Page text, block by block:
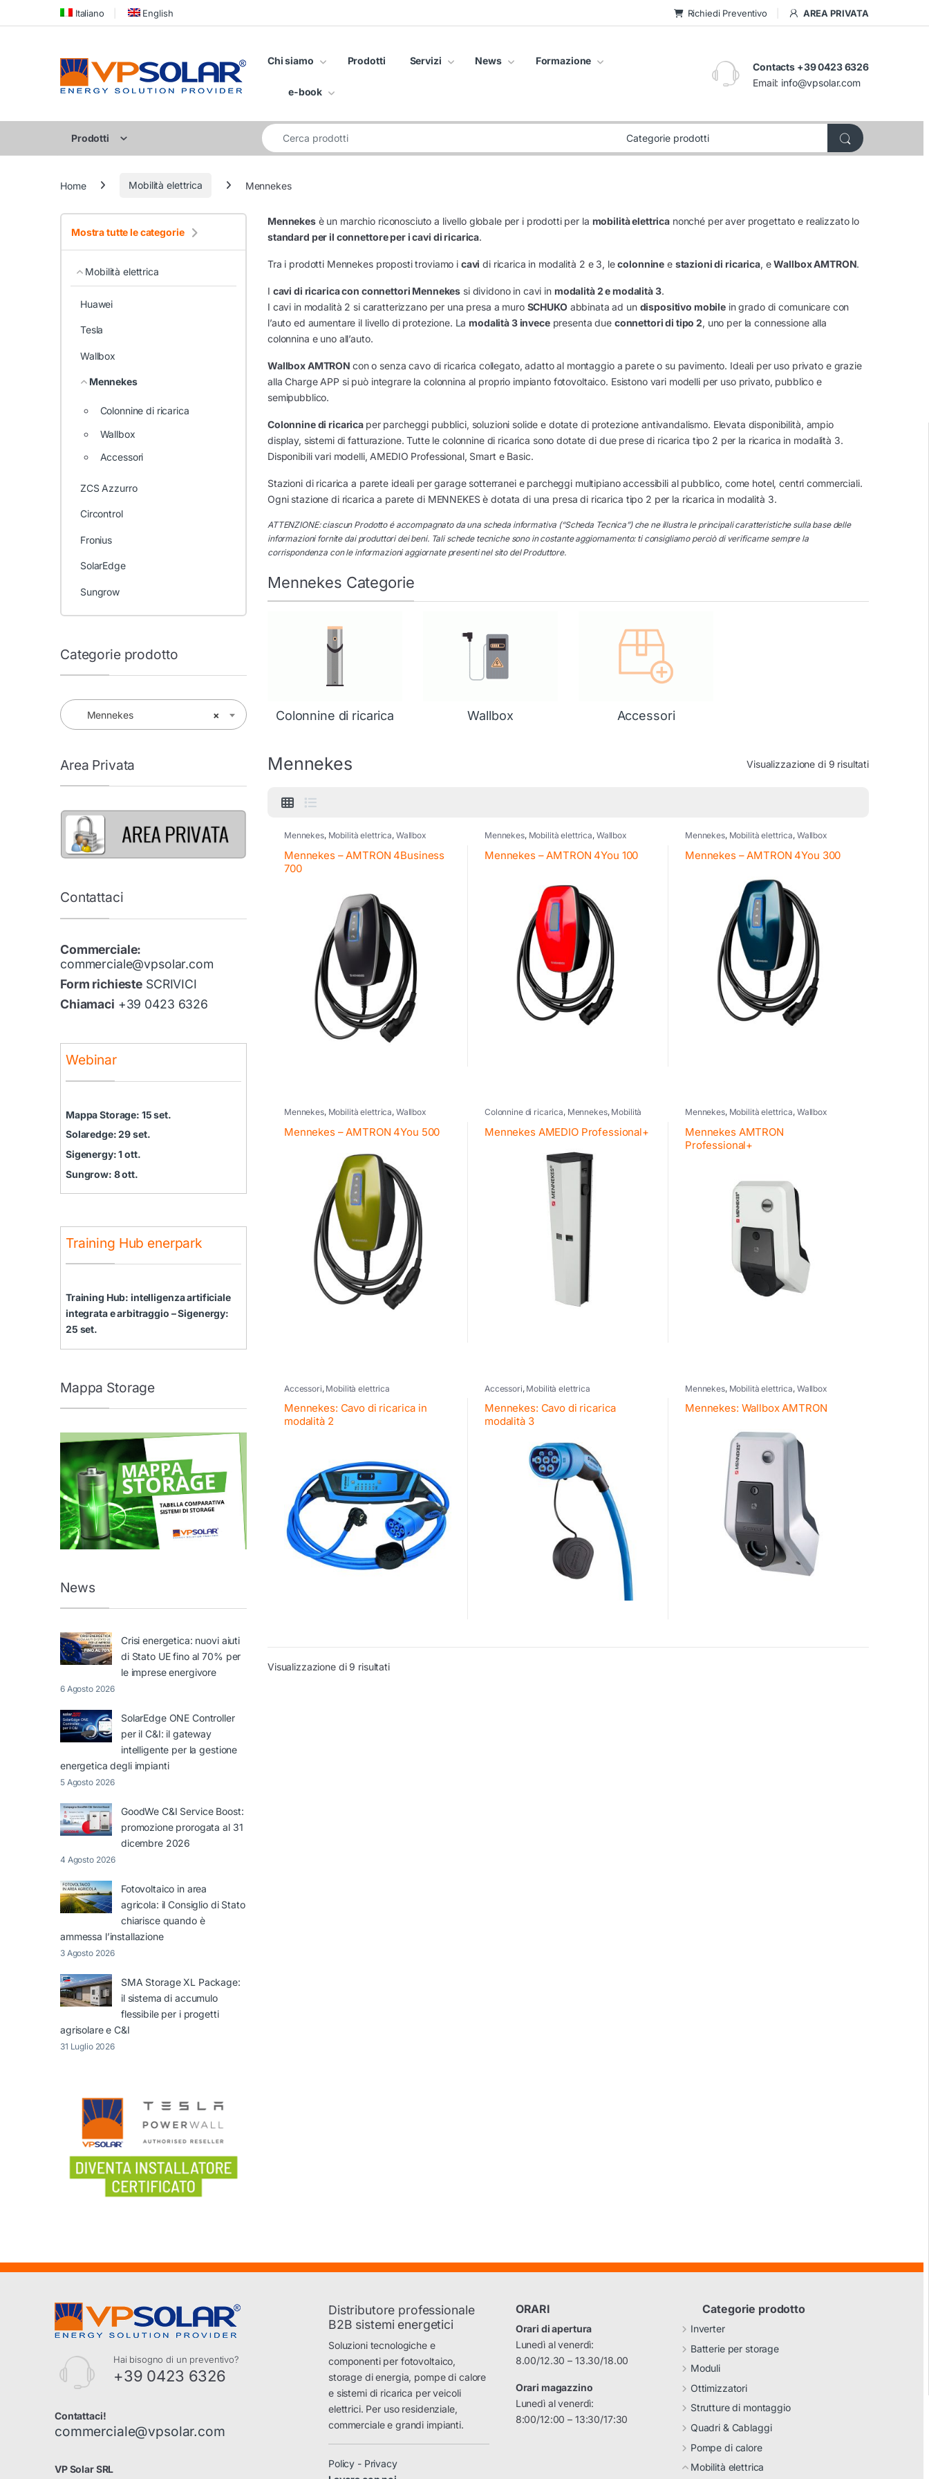
Skip to navigation
Skip to content Italiano English Richiedi Preventivo AREA PRIVATA
Chi siamo Prodotti Servizi News Formazione
e-book
Contacts +39 0423 6326
Email: info@vpsolar.com
Prodotti
Cerca per:
Home Mobilità elettrica Mennekes
Mennekesè un marchio riconosciuto a livello globale per i prodotti per la mobilità elettrica nonché per aver progettato e realizzato lo
standard per il connettore per i cavi di ricarica.
Tra i prodotti Mennekes proposti troviamo i cavi di ricarica in modalità 2 e 3, lecolonnine e stazioni di ricarica, eWallbox AMTRON.
I cavi di ricarica con connettori Mennekes si dividono in cavi in modalità 2 e modalità 3.
I cavi in modalità 2 si caratterizzano per una presa a muro SCHUKO abbinata ad un dispositivo mobile in grado di comunicare con
l’auto ed aumentare il livello di protezione. Lamodalità 3 invecepresenta due connettori di tipo 2, uno per la connessione alla
colonnina e uno all’auto.
Wallbox AMTRON con o senza cavo di ricarica collegato, adatto al montaggio a parete o su pavimento. Ideali per uso privato e grazie
alla Charge APP si può integrare la colonnina al proprio impianto fotovoltaico. Esistono vari modelli per uso privato, pubblico e
semipubblico.
Colonnine di ricarica per parcheggi pubblici, soluzioni solide e dotate di protezione antivandalismo. Elevata disponibilità, ampio
display, sistemi di fatturazione. Tutte le colonnine di ricarica sono dotate di due prese di ricarica tipo 2 per la ricarica in modalità 3.
Disponibili vari modelli, AMEDIO Professional, Smart e Basic.
Stazioni di ricarica a parete ideali per garage sotterranei e parcheggi multipiano accessibili al pubblico, come hotel, centri commerciali.
Ogni stazione di ricarica a parete di MENNEKES è dotata di una presa di ricarica tipo 2 per la ricarica in modalità 3.
ATTENZIONE: ciascun Prodotto é accompagnato da una scheda informativa (“Scheda Tecnica”) che ne illustra le principali caratteristiche sulla base delle
informazioni fornite dai produttori dei beni. Tali schede tecniche sono in costante aggiornamento: ti consigliamo perciò di verificarne sempre la
corrispondenza con le informazioni aggiornate presenti nel sito del Produttore.
Mennekes Categorie
Colonnine di ricarica Wallbox Accessori
Mennekes Visualizzazione di 9 risultati
Mennekes, Mobilità elettrica, Wallbox
Mennekes – AMTRON 4Business
700
Mennekes, Mobilità elettrica, Wallbox
Mennekes – AMTRON 4You 100
Mennekes, Mobilità elettrica, Wallbox
Mennekes – AMTRON 4You 300
Mennekes, Mobilità elettrica, Wallbox
Mennekes – AMTRON 4You 500
Colonnine di ricarica, Mennekes, Mobilità
Mennekes AMEDIO Professional+
Mennekes, Mobilità elettrica, Wallbox
Mennekes AMTRON
Professional+
Accessori, Mobilità elettrica
Mennekes: Cavo di ricarica in
modalità 2
Accessori, Mobilità elettrica
Mennekes: Cavo di ricarica
modalità 3
Mennekes, Mobilità elettrica, Wallbox
Mennekes: Wallbox AMTRON
Visualizzazione di 9 risultati
Mostra tutte le categorie
Mobilità elettrica
Huawei
Tesla
Wallbox
Mennekes
Colonnine di ricarica
Wallbox
Accessori
ZCS Azzurro
Circontrol
Fronius
SolarEdge
Sungrow
Categorie prodotto
×
Mennekes
Area Privata
Contattaci
Commerciale:
commerciale@vpsolar.com
Form richieste SCRIVICI
Chiamaci +39 0423 6326
Webinar
Mappa Storage: 15 set.
Solaredge: 29 set.
Sigenergy: 1 ott.
Sungrow: 8 ott.
Training Hub enerpark
Training Hub: intelligenza artificiale
integrata e arbitraggio – Sigenergy:
25 set.
Mappa Storage
News
Crisi energetica: nuovi aiuti
di Stato UE fino al 70% per
le imprese energivore
6 Agosto 2026
SolarEdge ONE Controller
per il C&I: il gateway
intelligente per la gestione
energetica degli impianti
5 Agosto 2026
GoodWe C&I Service Boost:
promozione prorogata al 31
dicembre 2026
4 Agosto 2026
Fotovoltaico in area
agricola: il Consiglio di Stato
chiarisce quando è
ammessa l’installazione
3 Agosto 2026
SMA Storage XL Package:
il sistema di accumulo
flessibile per i progetti
agrisolare e C&I
31 Luglio 2026
Hai bisogno di un preventivo?
+39 0423 6326
Contattaci!
commerciale@vpsolar.com
VP Solar SRL
Distributore professionale
B2B sistemi energetici
Soluzioni tecnologiche e
componenti per fotovoltaico,
storage di energia, pompe di calore
e sistemi di ricarica per veicoli
elettrici. Per uso residenziale,
commerciale e grandi impianti.
Policy - Privacy
ORARI
Orari di apertura
Lunedì al venerdì:
8.00/12.30 – 13.30/18.00
Orari magazzino
Lunedì al venerdì:
8:00/12:00 – 13:30/17:30
Categorie prodotto
Inverter
Batterie per storage
Moduli
Ottimizzatori
Strutture di montaggio
Quadri & Cablaggi
Pompe di calore
Mobilità elettrica